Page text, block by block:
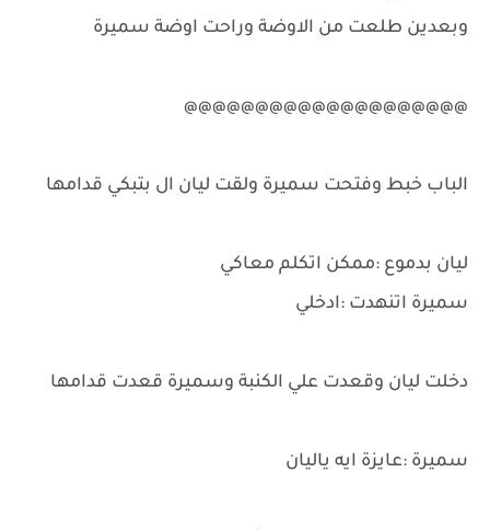
وبعدين طلعت من الاوضة وراحت اوضة سميرة
@@@@@@@@@@@@@@@@@@@@
الباب خبط وفتحت سميرة ولقت ليان ال بتبكي قدامها
ليان بدموع :ممكن اتكلم معاكي
سميرة اتنهدت :ادخلي
دخلت ليان وقعدت علي الكنبة وسميرة قعدت قدامها
سميرة :عايزة ايه ياليان